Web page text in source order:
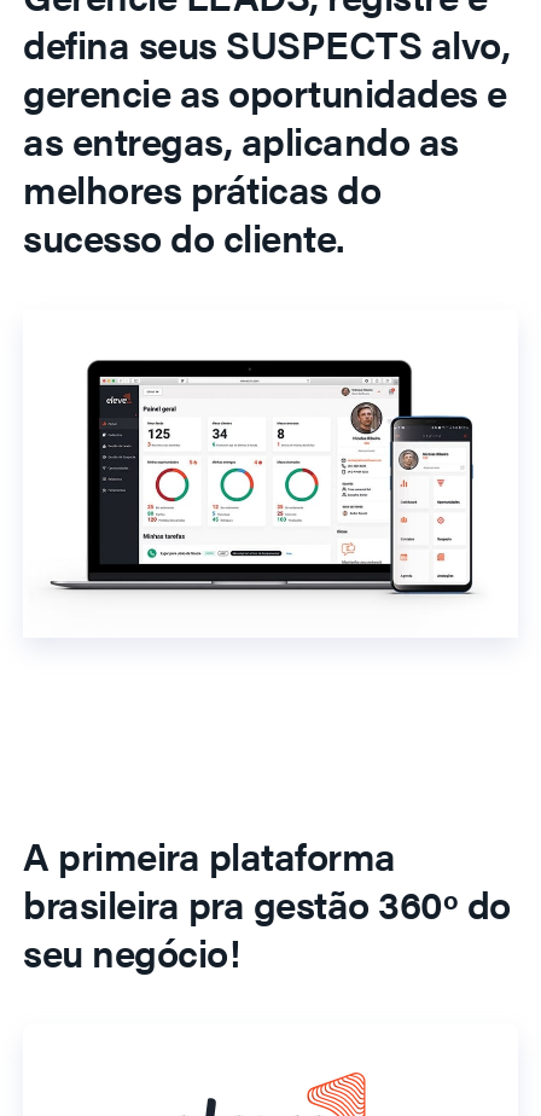
defina seus SUSPECTS alvo,
gerencie as oportunidades e
as entregas, aplicando as
melhores práticas do
sucesso do cliente.
A primeira plataforma
brasileira pra gestão 360º do
seu negócio!